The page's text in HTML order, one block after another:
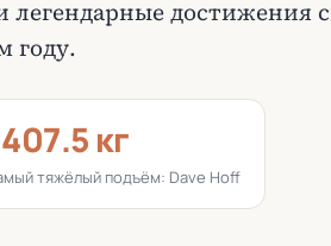
легендарные достижения
году.
кг
тяжёлый подъём: Dave Hoff